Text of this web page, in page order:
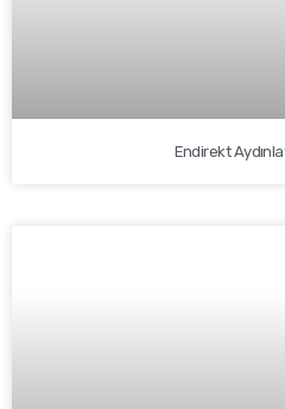
Endirekt